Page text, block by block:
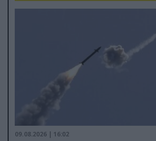
09.08.2026 | 16:02